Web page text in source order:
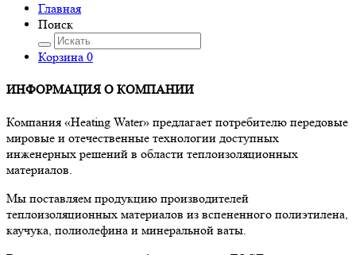
Главная
Поиск
Корзина 0
ИНФОРМАЦИЯ О КОМПАНИИ
Компания «Heating Water» предлагает потребителю передовые
мировые и отечественные технологии доступных
инженерных решений в области теплоизоляционных
материалов.
Мы поставляем продукцию производителей
теплоизоляционных материалов из вспененного полиэтилена,
каучука, полиолефина и минеральной ваты.